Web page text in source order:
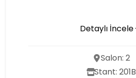
Detaylı İncele
Salon: 2
Stant: 201B